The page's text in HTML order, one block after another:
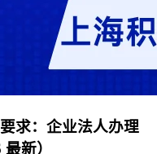
求：企业法人办理
新）